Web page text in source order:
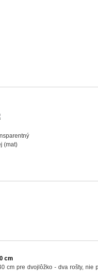
(mat)
cm
cm pre dvojlôžko - dva rošty, nie